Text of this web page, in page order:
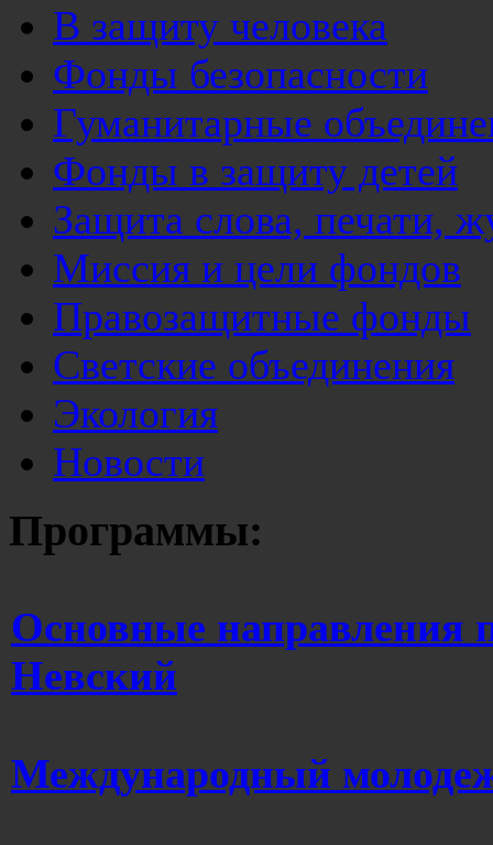
В защиту человека
Фонды безопасности
Гуманитарные
Фонды в защиту детей
Защита слова, печати,
Миссия и цели фондов
Правозащитные фонды
Светские объединения
Экология
Новости
Программы:
Основные направления
Невский
Международный